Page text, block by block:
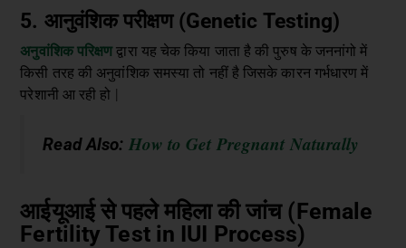
5. आनुवंशिक परीक्षण (Genetic Testing)
अनुवांशिक परिक्षणद्वारा यह चेक किया जाता है की पुरुष के जननांगो में
किसी तरह की अनुवांशिक समस्या तो नहीं है जिसके कारन गर्भधारण में
परेशानी आ रही हो |
Read Also: How to Get Pregnant Naturally
आईयूआई से पहले महिला की जांच (Female
Fertility Test in IUI Process)